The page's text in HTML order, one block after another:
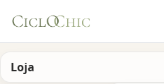
Loja